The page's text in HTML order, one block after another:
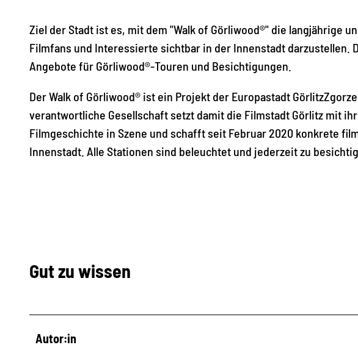
Ziel der Stadt ist es, mit dem "Walk of Görliwood®" die langjährige
Filmfans und Interessierte sichtbar in der Innenstadt darzustellen.
Angebote für Görliwood®-Touren und Besichtigungen.
Der Walk of Görliwood® ist ein Projekt der Europastadt
verantwortliche Gesellschaft setzt damit die Filmstadt Görlitz mit
Filmgeschichte in Szene und schafft seit Februar 2020 konkrete
Innenstadt. Alle Stationen sind beleuchtet und jederzeit zu
Gut zu wissen
Autor:in